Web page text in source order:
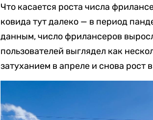
Что касается роста числа
ковида тут далеко — в период
данным, число фрилансеров
пользователей выглядел как
затуханием в апреле и снова рост